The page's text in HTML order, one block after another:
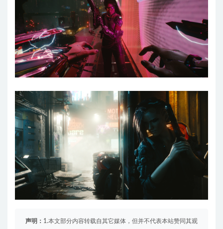
声明： 1.本文部分内容转载自其它媒体，但并不代表本站赞同其观